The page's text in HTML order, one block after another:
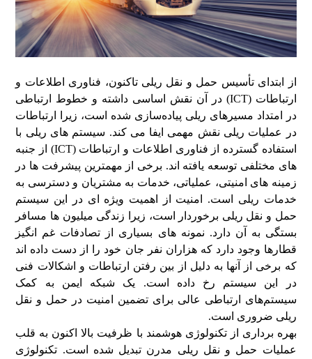
از ابتدای تأسیس حمل و نقل ریلی تاکنون، فناوری اطلاعات و
ارتباطات (ICT) در آن نقش اساسی داشته و خطوط ارتباطی
در امتداد مسیرهای ریلی پیاده‌سازی شده است، زیرا ارتباطات
در عملیات ریلی نقش مهمی ایفا می کند. سیستم های ریلی با
استفاده گسترده از فناوری اطلاعات و ارتباطات (ICT) از جنبه
های مختلفی توسعه یافته اند. برخی از مهمترین پیشرفت ها در
زمینه های امنیتی، عملیاتی، خدمات به مشتریان و دسترسی به
خدمات ریلی است. امنیت از اهمیت ویژه ای در این سیستم
حمل و نقل ریلی برخوردار است، زیرا زندگی میلیون ها مسافر
بستگی به آن دارد. نمونه های بسیاری از تصادفات غم انگیز
قطارها وجود دارد که هزاران نفر جان خود را از دست داده اند
که برخی از آنها به دلیل از بین رفتن ارتباطات و اشکالات فنی
در این سیستم رخ داده است. یک شبکه ایمن به کمک
سیستم‌های ارتباطی عالی برای تضمین امنیت در حمل و نقل
ریلی ضروری است.
بهره برداری از تکنولوژی هوشمند با ظرفیت بالا اکنون به قلب
عملیات حمل و نقل ریلی مدرن تبدیل شده است. تکنولوژی